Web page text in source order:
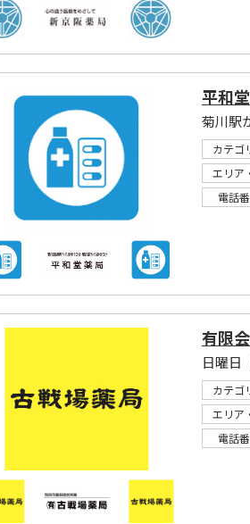
平和
菊川駅
カテゴ
エリア
電話
有限
日曜日
カテゴ
エリア
電話